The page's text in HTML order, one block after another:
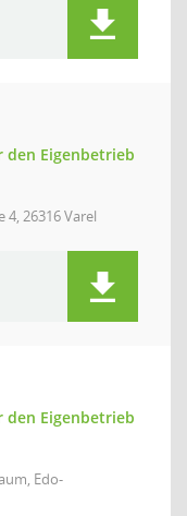
den Eigenbetrieb
4, 26316 Varel
den Eigenbetrieb
Edo-